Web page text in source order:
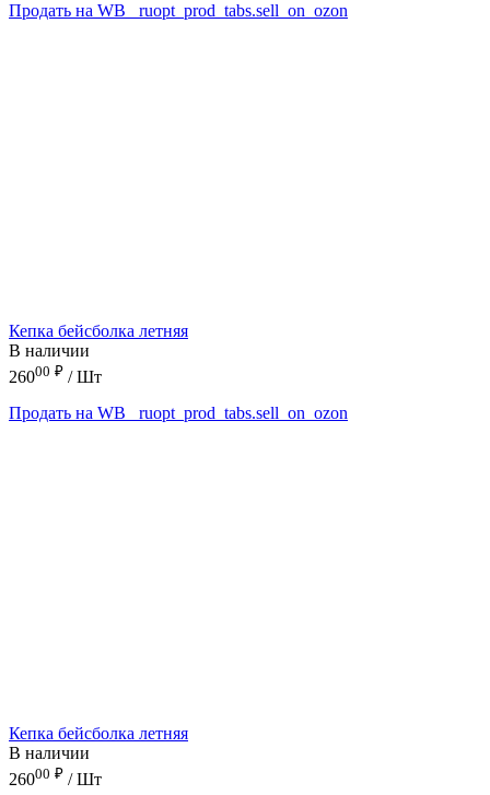
Продать на WB
_ruopt_prod_tabs.sell_on_ozon
Кепка бейсболка летняя
В наличии
26000 ₽ / Шт
Продать на WB
_ruopt_prod_tabs.sell_on_ozon
Кепка бейсболка летняя
В наличии
26000 ₽ / Шт